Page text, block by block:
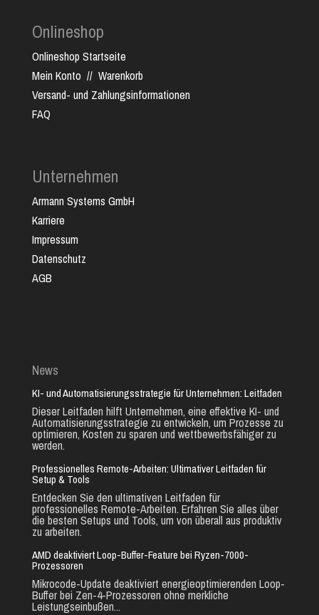
Onlineshop
Onlineshop Startseite
Mein Konto // Warenkorb
Versand- und Zahlungsinformationen
FAQ
Unternehmen
Armann Systems GmbH
Karriere
Impressum
Datenschutz
AGB
News
KI- und Automatisierungsstrategie für Unternehmen: Leitfaden
Dieser Leitfaden hilft Unternehmen, eine effektive KI- und
Automatisierungsstrategie zu entwickeln, um Prozesse zu
optimieren, Kosten zu sparen und wettbewerbsfähiger zu
werden.
Professionelles Remote-Arbeiten: Ultimativer Leitfaden für
Setup & Tools
Entdecken Sie den ultimativen Leitfaden für
professionelles Remote-Arbeiten. Erfahren Sie alles über
die besten Setups und Tools, um von überall aus produktiv
zu arbeiten.
AMD deaktiviert Loop-Buffer-Feature bei Ryzen-7000-
Prozessoren
Mikrocode-Update deaktiviert energieoptimierenden Loop-
Buffer bei Zen-4-Prozessoren ohne merkliche
Leistungseinbußen...